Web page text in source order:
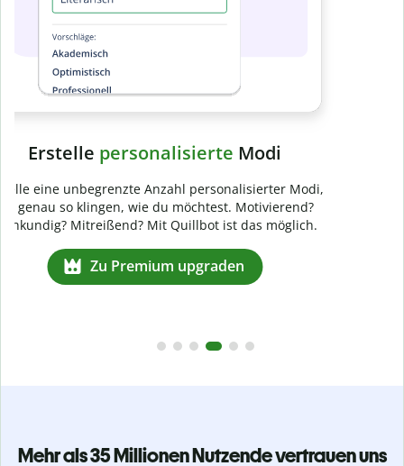
Mehr als 35 Millionen Nutzende vertrauen uns